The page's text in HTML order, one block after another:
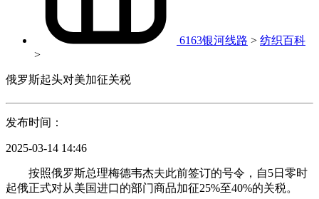
6163银河线路 > 纺织百科
>
俄罗斯起头对美加征关税
发布时间：
2025-03-14 14:46
按照俄罗斯总理梅德韦杰夫此前签订的号令，自5日零时
起俄正式对从美国进口的部门商品加征25%至40%的关税。